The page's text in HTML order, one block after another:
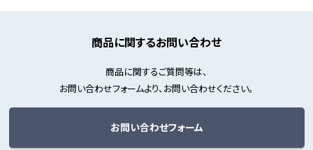
商品に関するお問い合わせ
商品に関するご質問等は、
お問い合わせフォームより、お問い合わせください。
お問い合わせフォーム